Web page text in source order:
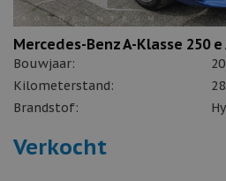
Mercedes-Benz A-Klasse 250 e
Bouwjaar:
Kilometerstand:
Brandstof:
Verkocht